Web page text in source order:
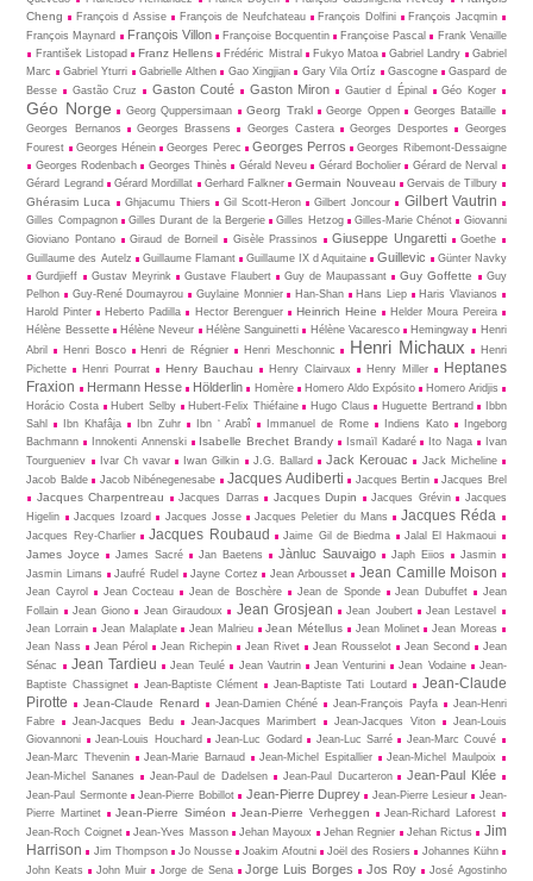
Cheng
François d Assise François de Neufchateau François Dolfini
François Jacqmin
François Maynard
François Villon Françoise Bocquentin Françoise Pascal
Frank Venaille
František Listopad
Franz Hellens Frédéric Mistral Fukyo Matoa Gabriel Landry
Gabriel
Marc
Gabriel Yturri Gabrielle Althen Gao Xingjian Gary Vila Ortíz Gascogne
Gaspard de
Besse
Gastão Cruz Gaston Couté Gaston Miron Gautier d Épinal Géo Koger
Géo Norge Georg Quppersimaan Georg Trakl George Oppen
Georges Bataille
Georges Bernanos
Georges Brassens Georges Castera Georges Desportes
Georges
Fourest
Georges Hénein Georges Perec Georges Perros
Georges Ribemont-Dessaigne
Georges Rodenbach
Georges Thinès Gérald Neveu Gérard Bocholier
Gérard de Nerval
Gérard Legrand
Gérard Mordillat Gerhard Falkner Germain Nouveau Gervais de Tilbury
Ghérasim Luca Ghjacumu Thiers Gil Scott-Heron Gilbert Joncour Gilbert Vautrin
Gilles Compagnon Gilles Durant de la Bergerie Gilles Hetzog Gilles-Marie Chénot
Giovanni
Gioviano Pontano
Giraud de Borneil Gisèle Prassinos Giuseppe Ungaretti
Goethe
Guillaume des Autelz
Guillaume Flamant Guillaume IX d Aquitaine Guillevic
Günter Navky
Gurdjieff
Gustav Meyrink Gustave Flaubert Guy de Maupassant Guy Goffette
Guy
Pelhon
Guy-René Dou­may­rou Guylaine Monnier Han-Shan Hans Liep
Haris Vlavianos
Harold Pinter
Heberto Padilla Hector Berenguer Heinrich Heine
Helder Moura Pereira
Hélène Bessette
Hélène Neveur Hélène Sanguinetti Hélène Vacaresco Hemingway
Henri
Abril
Henri Bosco Henri de Régnier Henri Meschonnic Henri Michaux
Henri
Pichette
Henri Pourrat Henry Bauchau Henry Clairvaux Henry Miller
Heptanes
Fraxion
Hermann Hesse Hölderlin Homère Homero Aldo Expósito
Homero Aridjis
Horácio Costa
Hubert Selby Hubert-Felix Thiéfaine Hugo Claus Huguette Bertrand
Ibbn
Sahl
Ibn Khafâja Ibn Zuhr Ibn ‘ Arabî Immanuel de Rome Indiens Kato
Ingeborg
Bachmann
Innokenti Annenski Isabelle Brechet Brandy Ismaïl Kadaré Ito Naga
Ivan
Tourgueniev
Ivar Ch vavar Iwan Gilkin J.G. Ballard Jack Kerouac
Jack Micheline
Jacob Balde
Jacob Nibénegenesabe Jacques Audiberti Jacques Bertin Jacques Brel
Jacques Charpentreau Jacques Darras Jacques Dupin Jacques Grévin
Jacques
Higelin
Jacques Izoard Jacques Josse Jacques Peletier du Mans Jacques Réda
Jacques Rey-Charlier Jacques Roubaud Jaime Gil de Biedma Jalal El Hakmaoui
James Joyce James Sacré Jan Baetens Jànluc Sauvaigo Japh Eiios
Jasmin
Jasmin Limans
Jaufré Rudel Jayne Cortez Jean Arbousset Jean Camille Moison
Jean Cayrol Jean Cocteau Jean de Boschère Jean de Sponde Jean Dubuffet
Jean
Follain
Jean Giono Jean Giraudoux Jean Grosjean Jean Joubert
Jean Lestavel
Jean Lorrain
Jean Malaplate Jean Malrieu Jean Métellus Jean Molinet
Jean Moreas
Jean Nass
Jean Pérol Jean Richepin Jean Rivet Jean Rousselot Jean Second
Jean
Sénac
Jean Tardieu Jean Teulé Jean Vautrin Jean Venturini Jean Vodaine
Jean-
Baptiste Chassignet
Jean-Baptiste Clément Jean-Baptiste Tati Loutard
Jean-Claude
Pirotte
Jean-Claude Renard Jean-Damien Chéné Jean-François Payfa
Jean-Henri
Fabre
Jean-Jacques Bedu Jean-Jacques Marimbert Jean-Jacques Viton
Jean-Louis
Giovannoni
Jean-Louis Houchard Jean-Luc Godard Jean-Luc Sarré
Jean-Marc Couvé
Jean-Marc Thevenin
Jean-Marie Barnaud Jean-Michel Espitallier
Jean-Michel Maulpoix
Jean-Michel Sananes
Jean-Paul de Dadelsen Jean-Paul Ducarteron Jean-Paul Klée
Jean-Paul Sermonte Jean-Pierre Bobillot Jean-Pierre Duprey Jean-Pierre Lesieur
Jean-
Pierre Martinet
Jean-Pierre Siméon Jean-Pierre Verheggen
Jean-Richard Laforest
Jean-Roch Coignet
Jean-Yves Masson Jehan Mayoux Jehan Regnier Jehan Rictus
Jim
Harrison
Jim Thompson Jo Nousse Joakim Afoutni Joël des Rosiers
Johannes Kühn
John Keats
John Muir Jorge de Sena Jorge Luis Borges Jos Roy
José Agostinho